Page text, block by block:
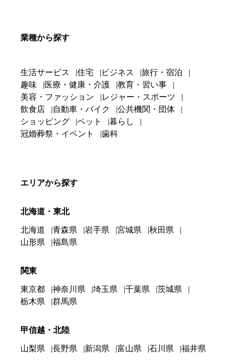
業種から探す
生活サービス 住宅 ビジネス
旅行・宿泊
趣味
医療・健康・介護
教育・習い事
美容・ファッション
レジャー・スポーツ
飲食店
自動車・バイク
公共機関・団体
ショッピング
ペット
暮らし
冠婚葬祭・イベント
歯科
エリアから探す
北海道・東北
北海道 青森県 岩手県 宮城県
秋田県
山形県
福島県
関東
東京都 神奈川県 埼玉県 千葉県
茨城県
栃木県
群馬県
甲信越・北陸
山梨県 長野県 新潟県 富山県 石川県 福井県